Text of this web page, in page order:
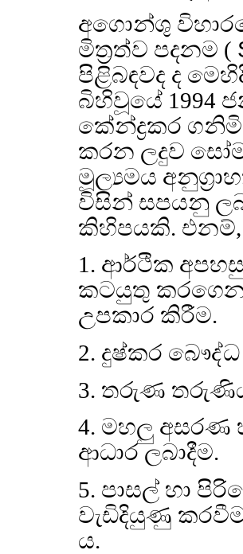
අගොන්ශු
මිත්‍රත්ව පදනම (
පිළිබඳවද ද
බිහිවූයේ 1994
කේන්ද්‍රකර
කරන ලදුව
මූල්‍යමය
විසින් සපයනු
කිහිපයකි. එනම්,
1. ආර්ථික
කටයුතු කරගෙන
උපකාර කිරීම.
2. දුෂ්කර
3. තරුණ
4. මහලු අසරණ
ආධාර ලබාදීම.
5. පාසල් හා
වැඩිදියුණු
ය.